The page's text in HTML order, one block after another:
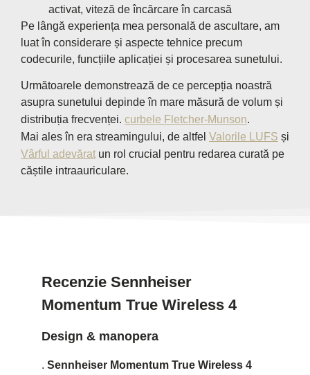
activat, viteză de încărcare în carcasă
Pe lângă experiența mea personală de ascultare, am
luat în considerare și aspecte tehnice precum
codecurile, funcțiile aplicației și procesarea sunetului.
Următoarele demonstrează de ce percepția noastră
asupra sunetului depinde în mare măsură de volum și
distribuția frecvenței. curbele Fletcher-Munson.
Mai ales în era streamingului, de altfel Valorile LUFS și
Vârful adevărat un rol crucial pentru redarea curată pe
căștile intraauriculare.
Recenzie Sennheiser
Momentum True Wireless 4
Design & manopera
. Sennheiser Momentum True Wireless 4